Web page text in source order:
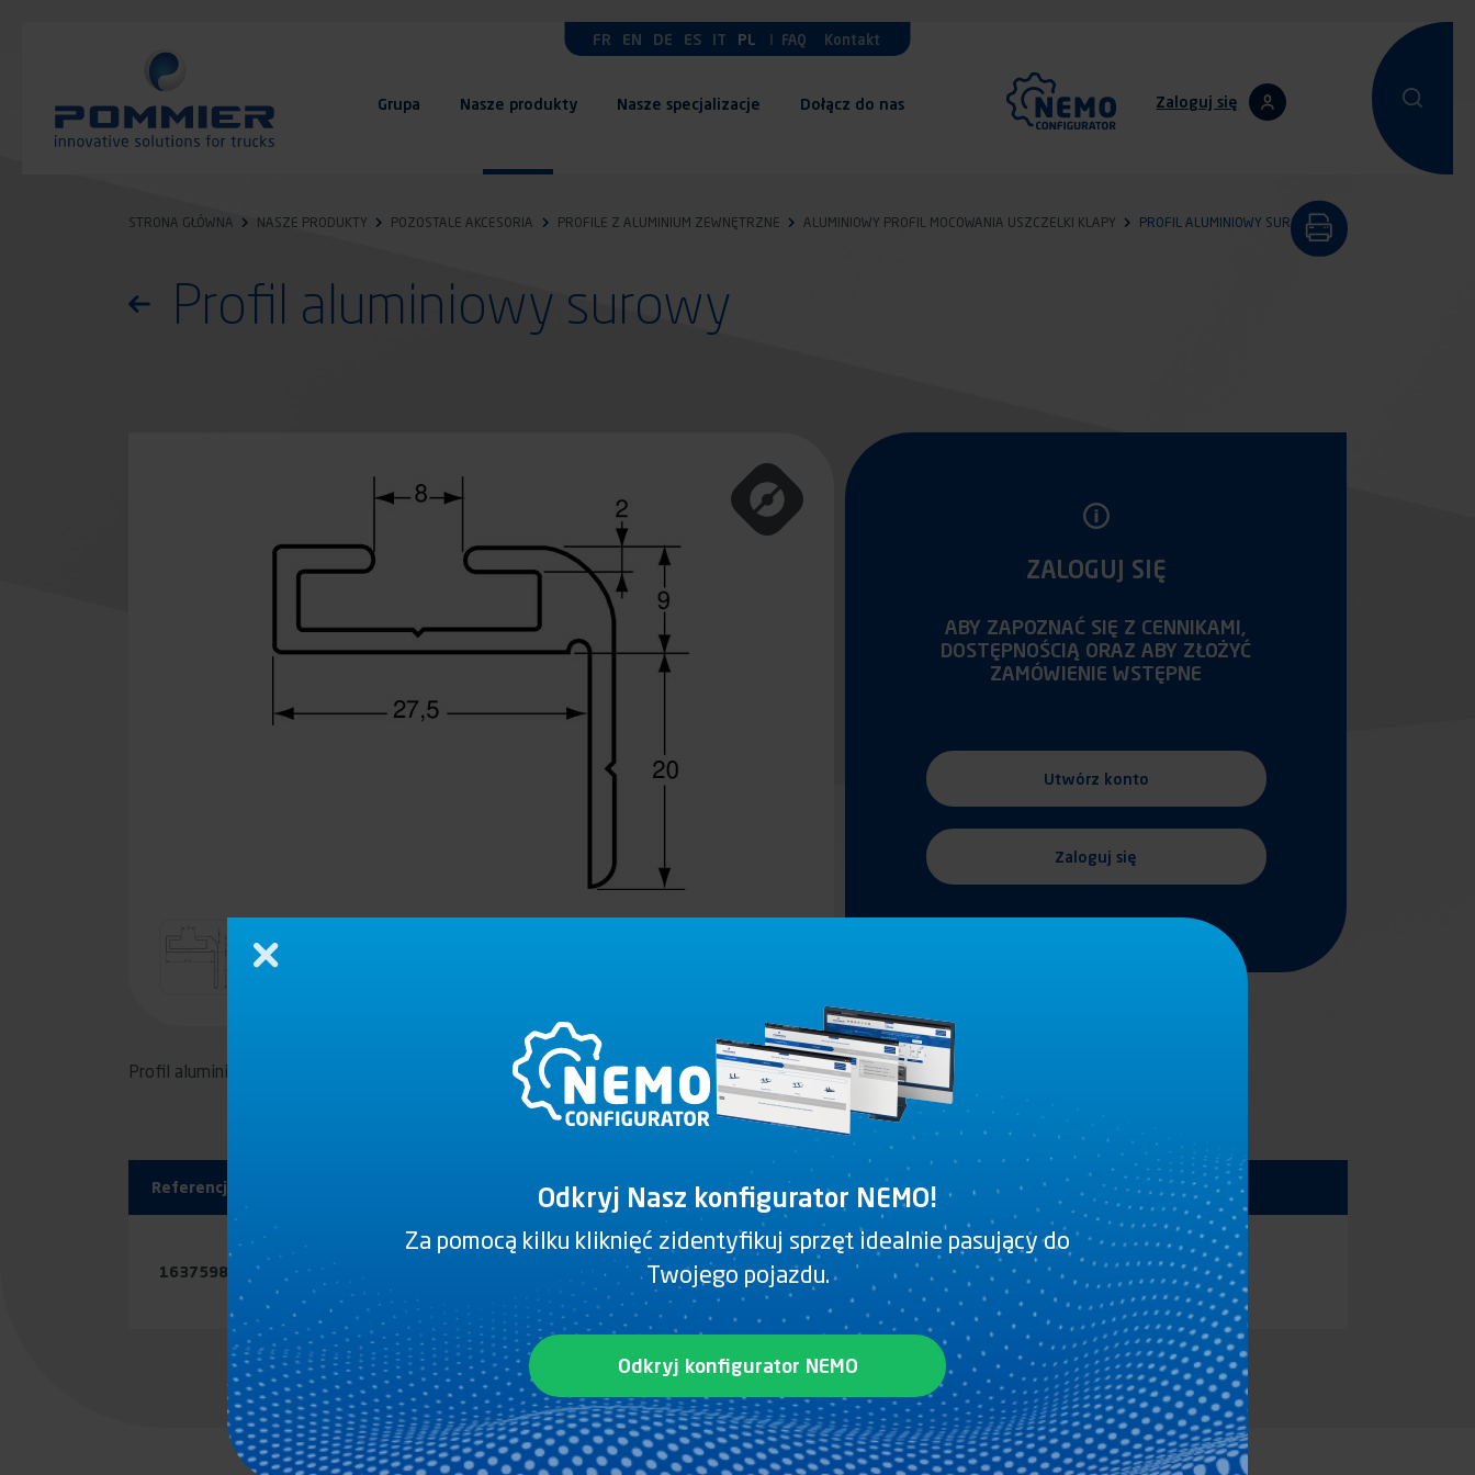
FR EN DE ES IT PL FAQ Kontakt
Grupa Nasze produkty Nasze specjalizacje Dołącz do nas Zaloguj się
STRONA GŁÓWNA NASZE PRODUKTY POZOSTALE AKCESORIA PROFILE Z ALUMINIUM ZEWNĘTRZNE ALUMINIOWY PROFIL MOCOWANIA USZCZELKI KLAPY PROFIL ALUMINIOWY SUROWY
Powróć do listy produktów
Profil aluminiowy surowy
Profil aluminiowy surowy
ZALOGUJ SIĘ
ABY ZAPOZNAĆ SIĘ Z CENNIKAMI,
DOSTĘPNOŚCIĄ ORAZ ABY ZŁOŻYĆ
ZAMÓWIENIE WSTĘPNE
Utwórz konto
Zaloguj się
Referencja Długość Dla
1637598 4
1232560
1203173
1203174
1232554
Odkryj Nasz konfigurator NEMO!
Za pomocą kilku kliknięć zidentyfikuj sprzęt idealnie pasujący do
Twojego pojazdu.
Odkryj konfigurator NEMO